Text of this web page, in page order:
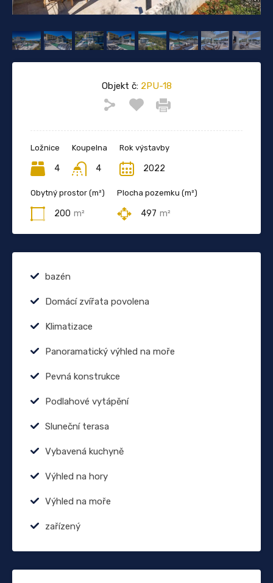
Objekt č:2PU-18
Ložnice
4
Koupelna
4
Rok výstavby
2022
Obytný prostor (m²)
200 m²
Plocha pozemku (m²)
497 m²
bazén
Domácí zvířata povolena
Klimatizace
Panoramatický výhled na moře
Pevná konstrukce
Podlahové vytápění
Sluneční terasa
Vybavená kuchyně
Výhled na hory
Výhled na moře
zařízený